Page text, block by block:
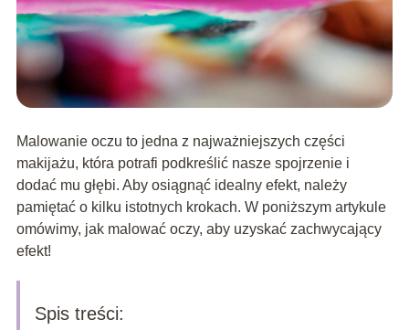
Malowanie oczu to jedna z najważniejszych części
makijażu, która potrafi podkreślić nasze spojrzenie i
dodać mu głębi. Aby osiągnąć idealny efekt, należy
pamiętać o kilku istotnych krokach. W poniższym artykule
omówimy, jak malować oczy, aby uzyskać zachwycający
efekt!
Spis treści: